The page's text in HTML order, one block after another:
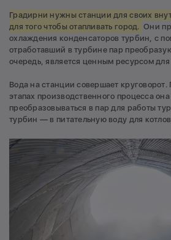
Градирни нужны станции для своих
для того чтобы отапливать город. Они
охлаждения конденсаторов турбин, с
отработавший в турбине пар
очередь, является ценным ресурсом
Вода на станции совершает
этапах производственного процесса
преобразовываться в пар для работы
турбин — в питательную воду для